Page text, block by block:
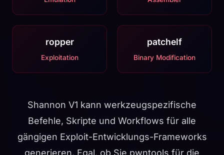
ropper
Exploitation
patchelf
Binary Modification
Shannon V1 kann werkzeugspezifische
Befehle, Skripte und Workflows für alle
gängigen Exploit-Entwicklungs-Frameworks
generieren. Egal, ob Sie pwntools für die